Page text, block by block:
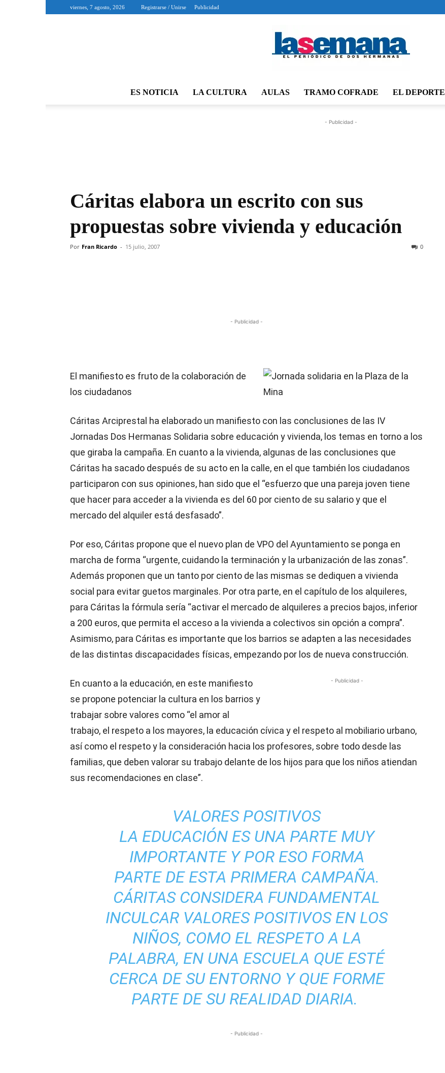
viernes, 7 agosto, 2026 Registrarse / Unirse Publicidad
Semana
ES NOTICIA LA CULTURA AULAS TRAMO COFRADE EL DEPORTE
- Publicidad -
Cáritas elabora un escrito con sus
propuestas sobre vivienda y educación
Por Fran Ricardo - 15 julio, 2007 0
- Publicidad -
El manifiesto es fruto de la colaboración de
los ciudadanos
Cáritas Arciprestal ha elaborado un manifiesto con las conclusiones de las IV
Jornadas Dos Hermanas Solidaria sobre educación y vivienda, los temas en torno a los
que giraba la campaña. En cuanto a la vivienda, algunas de las conclusiones que
Cáritas ha sacado después de su acto en la calle, en el que también los ciudadanos
participaron con sus opiniones, han sido que el “esfuerzo que una pareja joven tiene
que hacer para acceder a la vivienda es del 60 por ciento de su salario y que el
mercado del alquiler está desfasado”.
Por eso, Cáritas propone que el nuevo plan de VPO del Ayuntamiento se ponga en
marcha de forma “urgente, cuidando la terminación y la urbanización de las zonas”.
Además proponen que un tanto por ciento de las mismas se dediquen a vivienda
social para evitar guetos marginales. Por otra parte, en el capítulo de los alquileres,
para Cáritas la fórmula sería “activar el mercado de alquileres a precios bajos, inferior
a 200 euros, que permita el acceso a la vivienda a colectivos sin opción a compra”.
Asimismo, para Cáritas es importante que los barrios se adapten a las necesidades
de las distintas discapacidades físicas, empezando por los de nueva construcción.
- Publicidad -
En cuanto a la educación, en este manifiesto
se propone potenciar la cultura en los barrios y
trabajar sobre valores como “el amor al
trabajo, el respeto a los mayores, la educación cívica y el respeto al mobiliario urbano,
así como el respeto y la consideración hacia los profesores, sobre todo desde las
familias, que deben valorar su trabajo delante de los hijos para que los niños atiendan
sus recomendaciones en clase”.
VALORES POSITIVOS
LA EDUCACIÓN ES UNA PARTE MUY
IMPORTANTE Y POR ESO FORMA
PARTE DE ESTA PRIMERA CAMPAÑA.
CÁRITAS CONSIDERA FUNDAMENTAL
INCULCAR VALORES POSITIVOS EN LOS
NIÑOS, COMO EL RESPETO A LA
PALABRA, EN UNA ESCUELA QUE ESTÉ
CERCA DE SU ENTORNO Y QUE FORME
PARTE DE SU REALIDAD DIARIA.
- Publicidad -